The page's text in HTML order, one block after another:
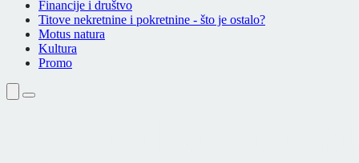
Financije i društvo
Titove nekretnine i pokretnine - što je ostalo?
Motus natura
Kultura
Promo